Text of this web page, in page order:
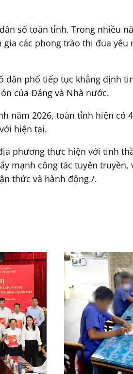
số toàn tỉnh. Trong nhiều
các phong trào thi đua yêu
dân phố tiếp tục khẳng định
của Đảng và Nhà nước.
năm 2026, toàn tỉnh hiện có
hiện tại.
phương thực hiện với tinh
mạnh công tác tuyên truyền,
thức và hành động./.